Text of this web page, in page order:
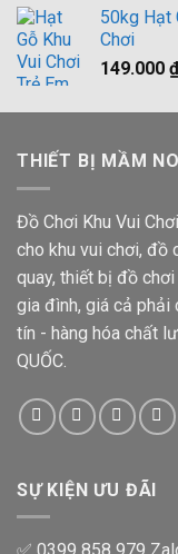
50kg Hạt
Chơi
149.000 ₫
THIẾT BỊ MẦM
Đồ Chơi Khu Vui
cho khu vui chơi, đồ
quay, thiết bị đồ
gia đình, giá cả phải
tín - hàng hóa chất
QUỐC.
SỰ KIỆN ƯU ĐÃI